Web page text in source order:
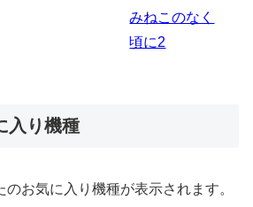
炎ノ消防隊2
入り機種
お気に入り機種が表示されます。